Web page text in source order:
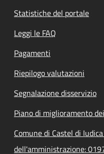
Statistiche del portale
Leggi le FAQ
Pagamenti
Riepilogo valutazioni
Segnalazione disservizio
Piano di miglioramento
Comune di Castel di
dell'amministrazione: